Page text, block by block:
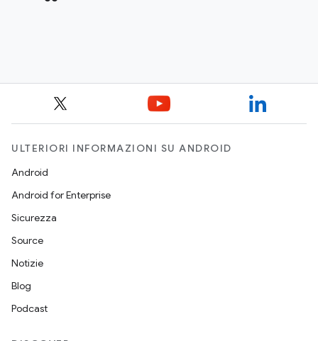
ULTERIORI INFORMAZIONI SU ANDROID
Android
Android for Enterprise
Sicurezza
Source
Notizie
Blog
Podcast